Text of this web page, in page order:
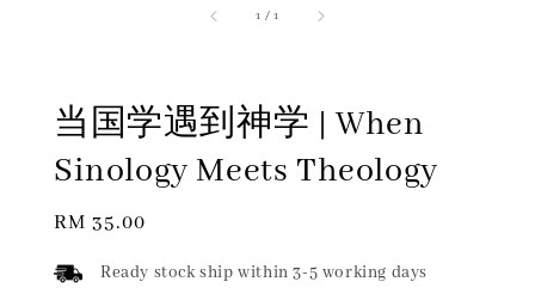
1 /1
当国学遇到神学 | When
Sinology Meets Theology
Regular
RM 35.00
Ready stock ship within 3-5 working days